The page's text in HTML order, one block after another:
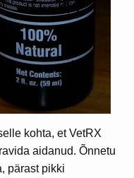
kohta, et VetRX
aidanud. Õnnetu
pärast pikki